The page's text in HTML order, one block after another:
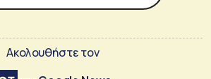
Ακολουθήστε τον